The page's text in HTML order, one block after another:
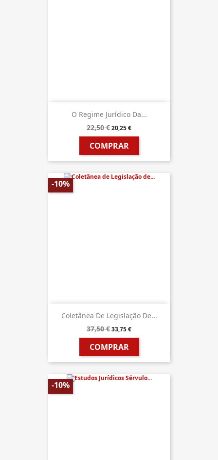
O Regime Jurídico Da...
22,50 €20,25 €
COMPRAR
Coletânea De Legislação De...
37,50 €33,75 €
COMPRAR
-10%
-10%